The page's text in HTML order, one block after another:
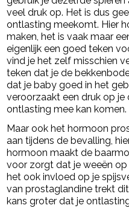
veel druk op. Het is dus
ontlasting meekomt. Hier
maken, het is vaak maar
eigenlijk een goed teken
vind je het zelf misschien
teken dat je de
dat je baby goed in het
veroorzaakt een druk op
ontlasting mee kan komen.
Maar ook het hormoon
aan tijdens de bevalling,
hormoon maakt de
voor zorgt dat je weeën
het ook invloed op je
van prostaglandine trekt
kans groter dat je